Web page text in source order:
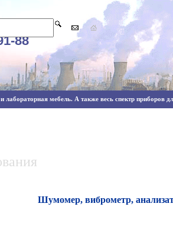
88
лабораторная мебель. А также весь спектр приборов
Шумомер, виброметр,